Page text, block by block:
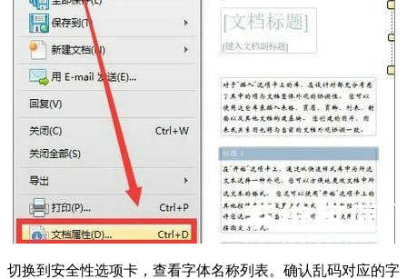
切换到安全性选项卡，查看字体名称列表。确认乱码对应的字